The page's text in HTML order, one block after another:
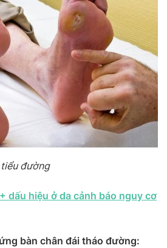
đường
dấu hiệu ở da cảnh báo nguy cơ
bàn chân đái tháo đường: